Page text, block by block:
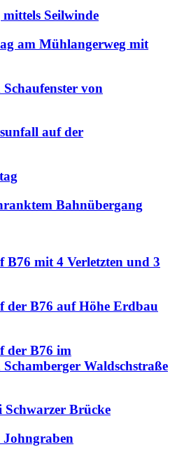
Seilwinde
am Mühlangerweg mit
von
auf der
Bahnübergang
B76 mit 4 Verletzten und 3
der B76 auf Höhe Erdbau
der B76 im
Waldschstraße
Schwarzer Brücke